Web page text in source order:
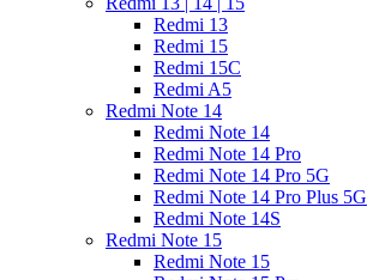
Redmi 13
Redmi 15
Redmi 15C
Redmi A5
Redmi Note 14
Redmi Note 14
Redmi Note 14 Pro
Redmi Note 14 Pro 5G
Redmi Note 14 Pro Plus 5G
Redmi Note 14S
Redmi Note 15
Redmi Note 15